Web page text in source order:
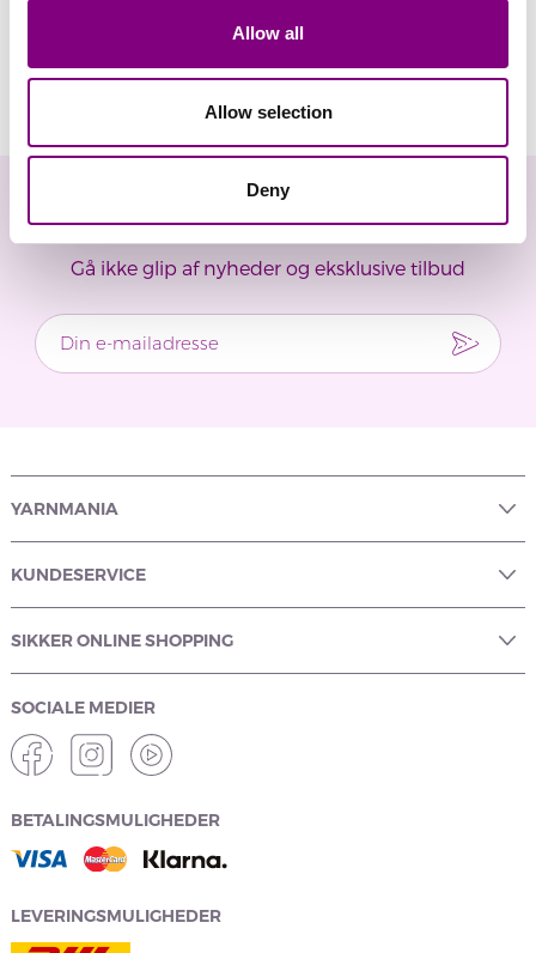
Allow all
Allow selection
Deny
Anmeldelser
Nyhedsbrev
Gå ikke glip af nyheder og eksklusive tilbud
YARNMANIA
KUNDESERVICE
SIKKER ONLINE SHOPPING
SOCIALE MEDIER
BETALINGSMULIGHEDER
LEVERINGSMULIGHEDER